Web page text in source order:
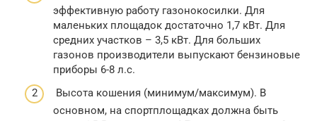
эффективную работу газонокосилки. Для
маленьких площадок достаточно 1,7 кВт. Для
средних участков – 3,5 кВт. Для больших
газонов производители выпускают бензиновые
приборы 6-8 л.с.
Высота кошения (минимум/максимум). В
основном, на спортплощадках должна быть